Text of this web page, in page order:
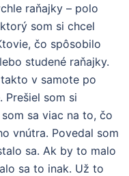
raňajky – polo
som si chcel
čo spôsobilo
studené raňajky.
v samote po
Prešiel som si
sa viac na to, čo
vnútra. Povedal som
sa. Ak by to malo
sa to inak. Už to